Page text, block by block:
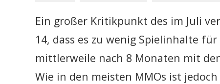
Ein großer Kritikpunkt des im Juli
14, dass es zu wenig Spielinhalte
mittlerweile nach 8 Monaten mit
Wie in den meisten MMOs ist